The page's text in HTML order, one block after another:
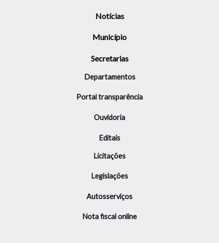
Notícias
Município
Secretarias
Departamentos
Portal transparência
Ouvidoria
Editais
Licitações
Legislações
Autosserviços
Nota fiscal online